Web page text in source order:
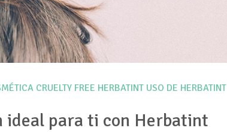
CRUELTY FREE HERBATINT USO DE HERBATINT
ideal para ti con Herbatint